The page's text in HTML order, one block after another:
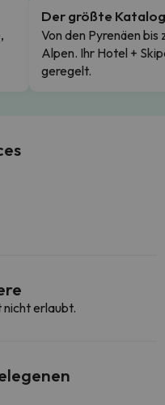
Der größte Katalog
Von den Pyrenäen bis
Alpen. Ihr Hotel +
geregelt.
nicht erlaubt.